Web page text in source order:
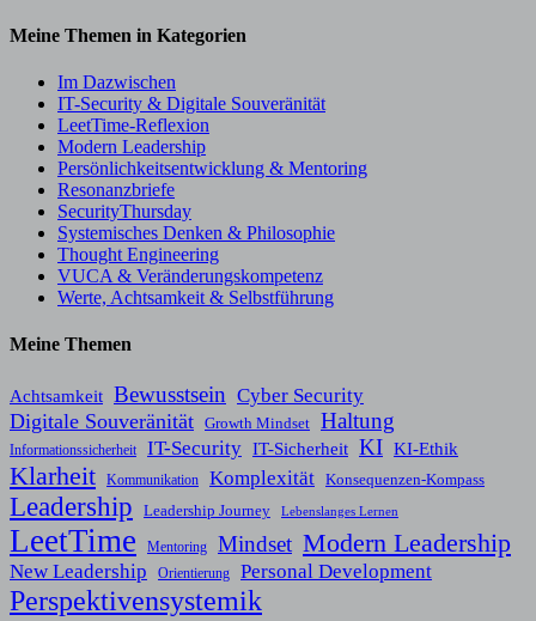
Meine Themen in Kategorien
Im Dazwischen
IT-Security & Digitale Souveränität
LeetTime-Reflexion
Modern Leadership
Persönlichkeitsentwicklung & Mentoring
Resonanzbriefe
SecurityThursday
Systemisches Denken & Philosophie
Thought Engineering
VUCA & Veränderungskompetenz
Werte, Achtsamkeit & Selbstführung
Meine Themen
Achtsamkeit Bewusstsein Cyber Security
Digitale Souveränität Growth Mindset Haltung
Informationssicherheit IT-Security IT-Sicherheit KI KI-Ethik
Klarheit Kommunikation Komplexität Konsequenzen-Kompass
Leadership Leadership Journey Lebenslanges Lernen
LeetTime Mentoring Mindset Modern Leadership
New Leadership Orientierung Personal Development
Perspektivensystemik